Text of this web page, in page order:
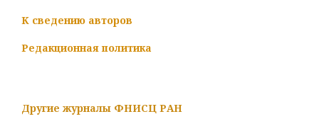
К сведению авторов
Редакционная политика
Другие журналы ФНИСЦ РАН